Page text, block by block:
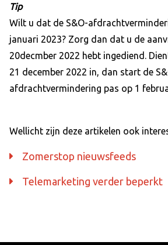
Tip
Wilt u dat de S&O-
januari 2023? Zorg dan dat u de
20decmber 2022 hebt ingediend.
21 december 2022 in, dan start de
afdrachtvermindering pas op 1
Wellicht zijn deze artikelen ook
Zomerstop nieuwsfeeds
Telemarketing verder beperkt